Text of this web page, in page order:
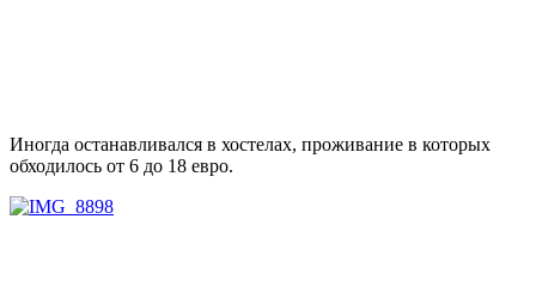
Иногда останавливался в хостелах, проживание в которых
обходилось от 6 до 18 евро.